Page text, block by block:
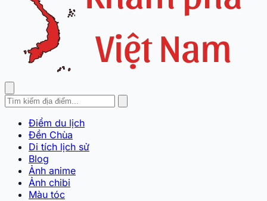
Điểm du lịch
Đền Chùa
Di tích lịch sử
Blog
Ảnh anime
Ảnh chibi
Màu tóc